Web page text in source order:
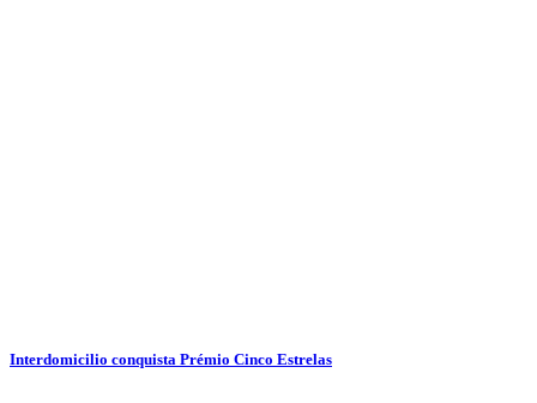
Interdomicilio conquista Prémio Cinco Estrelas